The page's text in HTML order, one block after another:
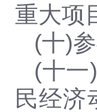
重大项
(十)
(十一
民经济